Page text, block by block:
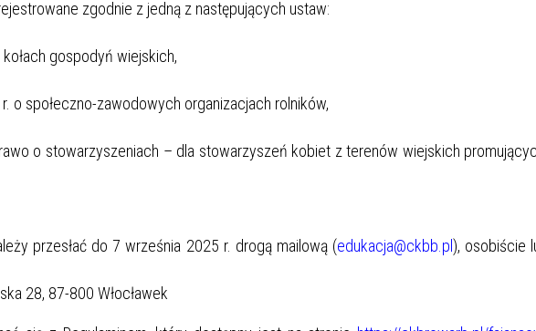
zgodnie z jedną z następujących ustaw:
gospodyń wiejskich,
o społeczno-zawodowych organizacjach rolników,
o stowarzyszeniach – dla stowarzyszeń kobiet z terenów wiejskich
przesłać do 7 września 2025 r. drogą mailową (edukacja@ckbb.pl), osobiście
28, 87-800 Włocławek